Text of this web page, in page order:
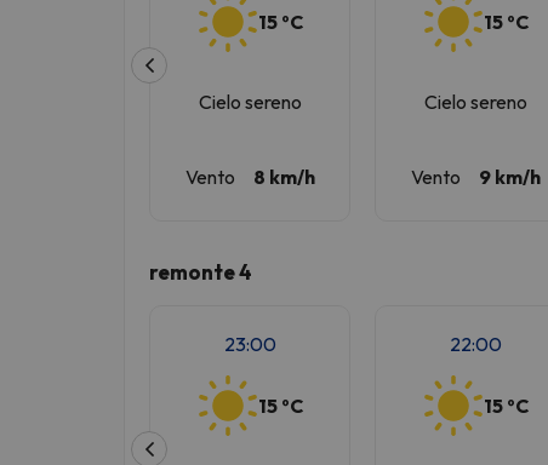
15 ºC
Cielo sereno
Vento 8 km/h
15 ºC
Cielo sereno
Vento 9 km/h
remonte 4
23:00
15 ºC
22:00
15 ºC